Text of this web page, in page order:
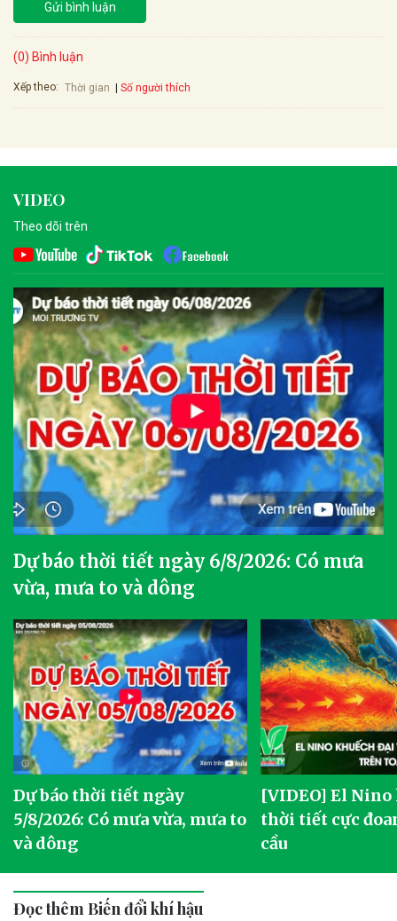
Gửi bình luận
(0) Bình luận
Xếp theo: Thời gian Số người thích
VIDEO
Theo dõi trên
Dự báo thời tiết ngày 6/8/2026: Có mưa
vừa, mưa to và dông
Dự báo thời tiết ngày
5/8/2026: Có mưa vừa, mưa to
và dông
[VIDEO] El
thời tiết cực
cầu
Đọc thêm Biến đổi khí hậu